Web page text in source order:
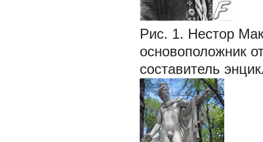
Рис. 1. Нестор
основоположник
составитель